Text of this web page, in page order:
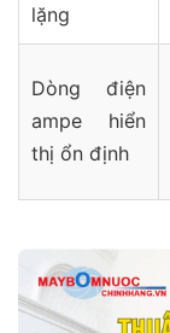
lặng
Dòng điện
ampe hiển
thị ổn định